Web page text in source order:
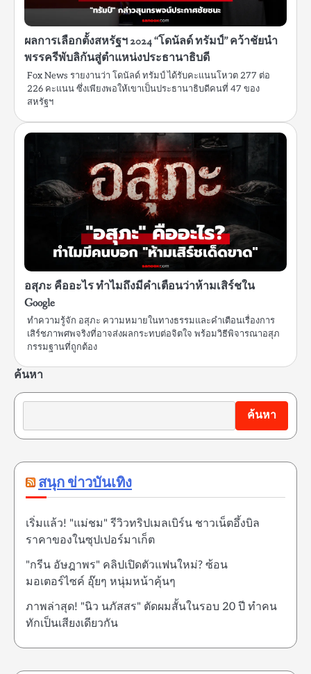
ผลการเลือกตั้งสหรัฐฯ 2024 “โดนัลด์ ทรัมป์” คว้าชัยนำ
พรรครีพับลิกันสู่ตำแหน่งประธานาธิบดี
Fox News รายงานว่า โดนัลด์ ทรัมป์ ได้รับคะแนนโหวต 277 ต่อ
226 คะแนน ซึ่งเพียงพอให้เขาเป็นประธานาธิบดีคนที่ 47 ของ
สหรัฐฯ
อสุภะ คืออะไร ทำไมถึงมีคำเตือนว่าห้ามเสิร์ชใน
Google
ทำความรู้จัก อสุภะ ความหมายในทางธรรมและคำเตือนเรื่องการ
เสิร์ชภาพศพจริงที่อาจส่งผลกระทบต่อจิตใจ พร้อมวิธีพิจารณาอสุภ
กรรมฐานที่ถูกต้อง
ค้นหา
ค้นหา
สนุก ข่าวบันเทิง
เริ่มแล้ว! "แม่ชม" รีวิวทริปเมลเบิร์น ชาวเน็ตอึ้งบิล
ราคาของในซุปเปอร์มาเก็ต
"กรีน อัษฎาพร" คลิปเปิดตัวแฟนใหม่? ซ้อน
มอเตอร์ไซค์ อุ๊ยๆ หนุ่มหน้าคุ้นๆ
ภาพล่าสุด! "นิว นภัสสร" ตัดผมสั้นในรอบ 20 ปี ทำคน
ทักเป็นเสียงเดียวกัน